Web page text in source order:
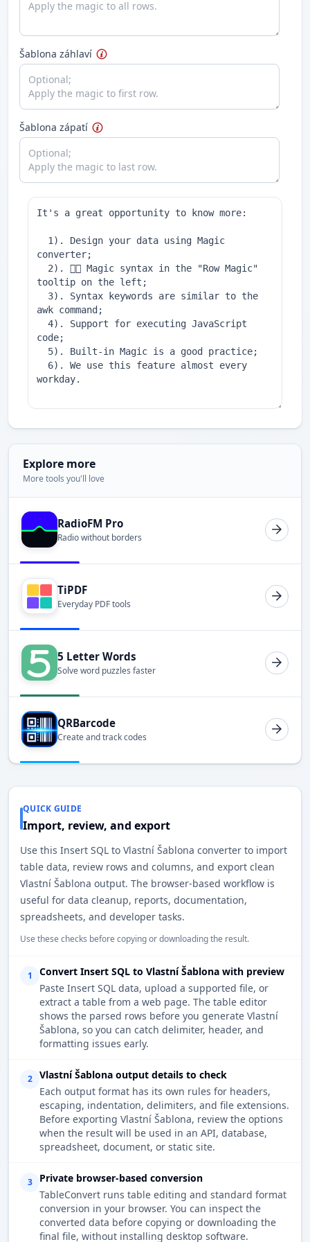
Šablona záhlaví
Šablona zápatí
Explore more
More tools you'll love
RadioFM Pro
Radio without borders
TiPDF
Everyday PDF tools
5 Letter Words
Solve word puzzles faster
QRBarcode
Create and track codes
QUICK GUIDE
Import, review, and export
Use this Insert SQL to Vlastní Šablona converter to import
table data, review rows and columns, and export clean
Vlastní Šablona output. The browser-based workflow is
useful for data cleanup, reports, documentation,
spreadsheets, and developer tasks.
Use these checks before copying or downloading the result.
1
Convert Insert SQL to Vlastní Šablona with preview
Paste Insert SQL data, upload a supported file, or
extract a table from a web page. The table editor
shows the parsed rows before you generate Vlastní
Šablona, so you can catch delimiter, header, and
formatting issues early.
2
Vlastní Šablona output details to check
Each output format has its own rules for headers,
escaping, indentation, delimiters, and file extensions.
Before exporting Vlastní Šablona, review the options
when the result will be used in an API, database,
spreadsheet, document, or static site.
3
Private browser-based conversion
TableConvert runs table editing and standard format
conversion in your browser. You can inspect the
converted data before copying or downloading the
final file, without installing desktop software.